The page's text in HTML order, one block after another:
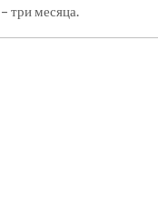
три месяца.